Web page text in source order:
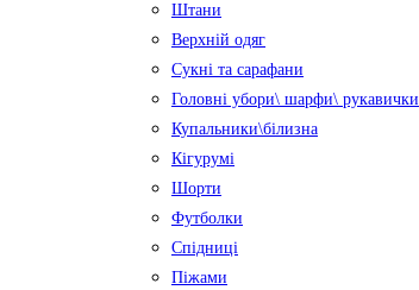
Штани
Верхній одяг
Сукні та сарафани
Головні убори\ шарфи\ рукавички
Купальники\білизна
Кігурумі
Шорти
Футболки
Спідниці
Піжами